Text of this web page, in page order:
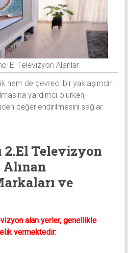
El Televizyon Alanlar
hem de çevreci bir yaklaşımdır.
yardımcı olurken,
değerlendirilmesini sağlar.
2.El Televizyon
ve
alan yerler, genellikle
vermektedir: